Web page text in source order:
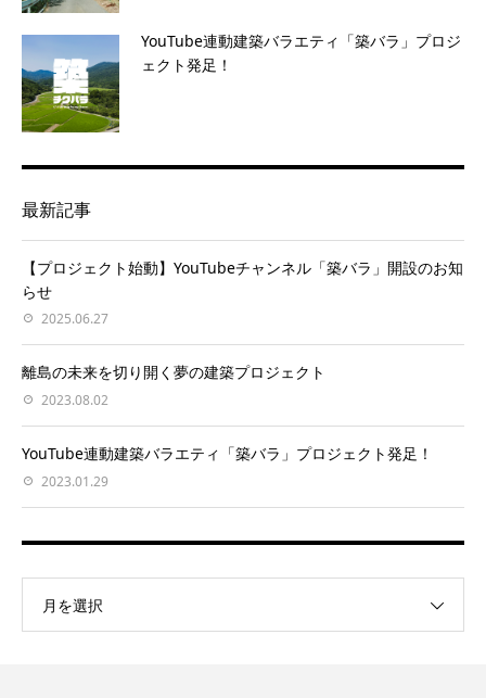
YouTube連動建築バラエティ「築バラ」プロジ
ェクト発足！
最新記事
【プロジェクト始動】YouTubeチャンネル「築バラ」開設のお知
らせ
2025.06.27
離島の未来を切り開く夢の建築プロジェクト
2023.08.02
YouTube連動建築バラエティ「築バラ」プロジェクト発足！
2023.01.29
月を選択